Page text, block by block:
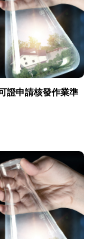
證申請核發作業準